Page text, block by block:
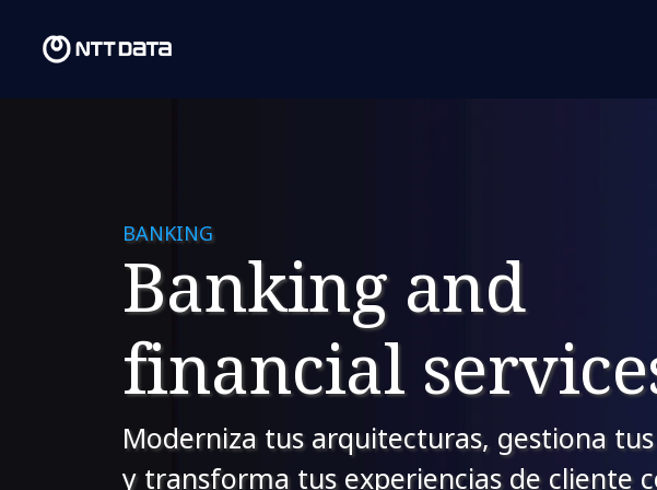
BANKING
Banking and
financial
Moderniza tus arquitecturas, gestiona
y transforma tus experiencias de cliente